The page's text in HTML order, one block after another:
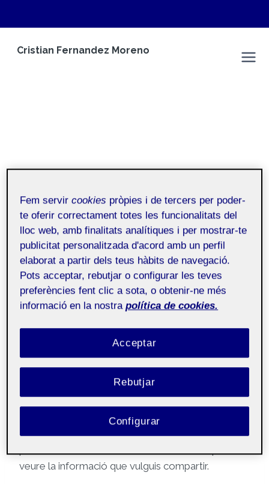
Cristian Fernandez Moreno
Qui soc?
Inici/ Qui soc?
Públic
Hola!
Soc X i aquestapàginas’ha generat
automàticament. Aquesta pàgina és
pot veure tothom. És interessant que hi hagi
continguts públics en el teu espai Folio, com
aquesta pàgina de presentació. Així, si algú el visita,
veure la informació que vulguis compartir.
Fem servircookies pròpies i de tercers per poder-
te oferir correctament totes les funcionalitats del
lloc web, amb finalitats analítiques i per mostrar-te
publicitat personalitzada d'acord amb un perfil
elaborat a partir dels teus hàbits de navegació.
Pots acceptar, rebutjar o configurar les teves
preferències fent clic a sota, o obtenir-ne més
informació en la nostra política de cookies.
Rebutjar
Acceptar
Configurar